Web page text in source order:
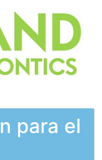
para el